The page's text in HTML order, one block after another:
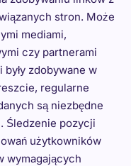
stron. Może
mediami,
czy partnerami
zdobywane w
regularne
są niezbędne
Śledzenie pozycji
użytkowników
wymagających